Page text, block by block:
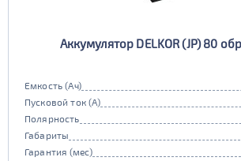
Аккумулятор DELKOR (JP) 80
Емкость (Ач)
Пусковой ток (А)
Полярность
Габариты
Гарантия (мес)